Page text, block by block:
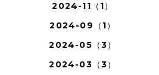
2024-11（1）
2024-09（1）
2024-05（3）
2024-03（3）